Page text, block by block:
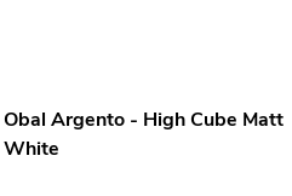
Obal Argento - High Cube Matt
White